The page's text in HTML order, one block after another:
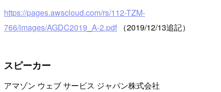
https://pages.awscloud.com/rs/112-TZM-
766/images/AGDC2019_A-2.pdf （2019/12/13追記）
スピーカー
アマゾン ウェブ サービス ジャパン株式会社